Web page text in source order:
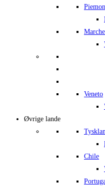
Veneto
Øvrige lande
Chile